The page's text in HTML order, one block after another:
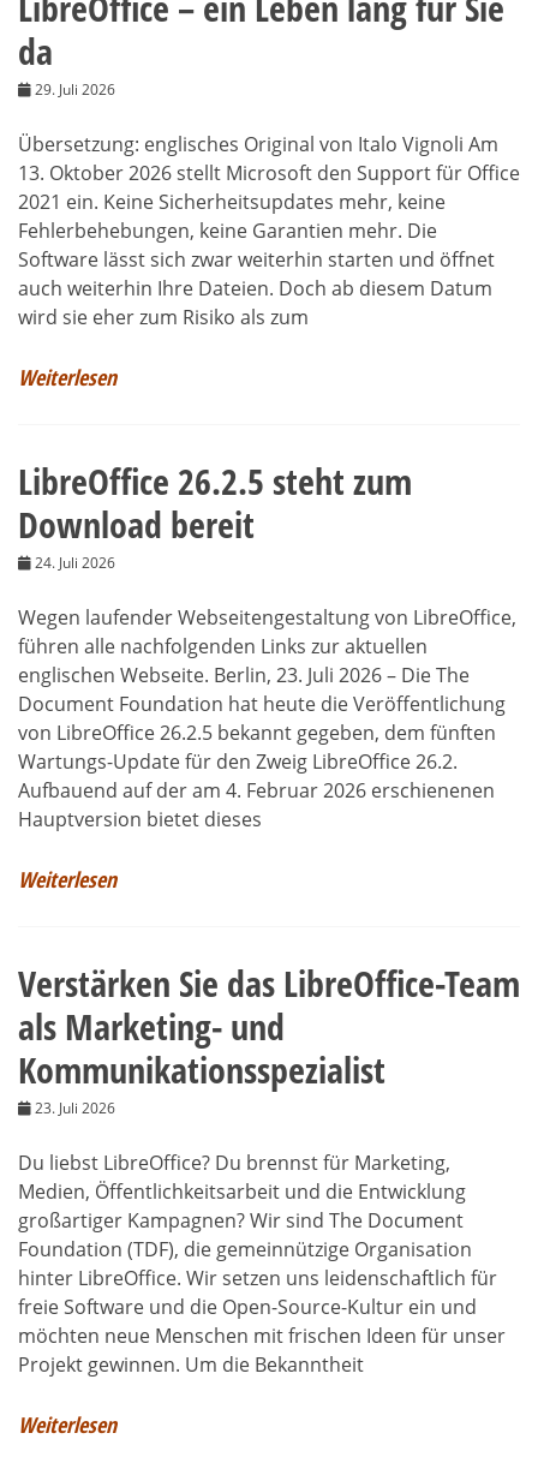
da
29. Juli 2026
Übersetzung: englisches Original von Italo Vignoli Am
13. Oktober 2026 stellt Microsoft den Support für Office
2021 ein. Keine Sicherheitsupdates mehr, keine
Fehlerbehebungen, keine Garantien mehr. Die
Software lässt sich zwar weiterhin starten und öffnet
auch weiterhin Ihre Dateien. Doch ab diesem Datum
wird sie eher zum Risiko als zum
Weiterlesen
LibreOffice 26.2.5 steht zum
Download bereit
24. Juli 2026
Wegen laufender Webseitengestaltung von LibreOffice,
führen alle nachfolgenden Links zur aktuellen
englischen Webseite. Berlin, 23. Juli 2026 – Die The
Document Foundation hat heute die Veröffentlichung
von LibreOffice 26.2.5 bekannt gegeben, dem fünften
Wartungs-Update für den Zweig LibreOffice 26.2.
Aufbauend auf der am 4. Februar 2026 erschienenen
Hauptversion bietet dieses
Weiterlesen
Verstärken Sie das LibreOffice-Team
als Marketing- und
Kommunikationsspezialist
23. Juli 2026
Du liebst LibreOffice? Du brennst für Marketing,
Medien, Öffentlichkeitsarbeit und die Entwicklung
großartiger Kampagnen? Wir sind The Document
Foundation (TDF), die gemeinnützige Organisation
hinter LibreOffice. Wir setzen uns leidenschaftlich für
freie Software und die Open-Source-Kultur ein und
möchten neue Menschen mit frischen Ideen für unser
Projekt gewinnen. Um die Bekanntheit
Weiterlesen